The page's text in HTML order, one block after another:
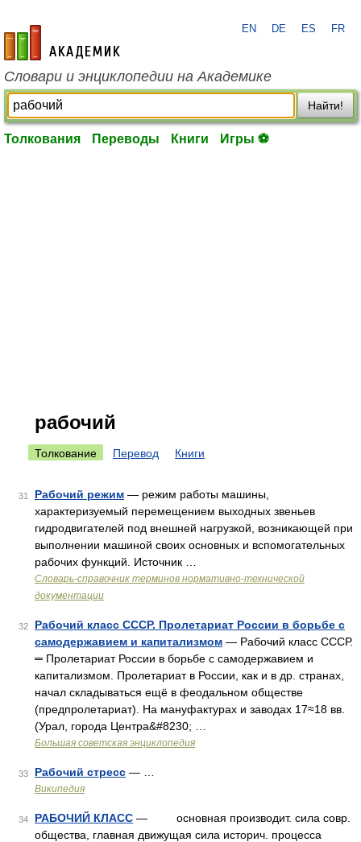
academic.ru
EN DE ES FR
Словари и энциклопедии на Академике
Найти!
Толкования Переводы Книги Игры ⚽
рабочий
Толкование Перевод Книги
31 Рабочий режим — режим работы машины,
характеризуемый перемещением выходных звеньев
гидродвигателей под внешней нагрузкой, возникающей при
выполнении машиной своих основных и вспомогательных
рабочих функций. Источник …
Словарь-справочник терминов нормативно-технической
документации
32
Рабочий класс СССР. Пролетариат России в борьбе с
самодержавием и капитализмом — Рабочий класс СССР.
═ Пролетариат России в борьбе с самодержавием и
капитализмом. Пролетариат в России, как и в др. странах,
начал складываться ещё в феодальном обществе
(предпролетариат). На мануфактурах и заводах 17≈18 вв.
(Урал, города Центра&#8230; …
Большая советская энциклопедия
33 Рабочий стресс — …
Википедия
34 РАБОЧИЙ КЛАСС — основная производит. сила совр.
общества, главная движущая сила историч. процесса